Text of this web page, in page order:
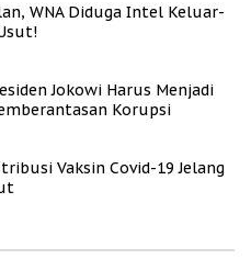
WNA Diduga Intel Keluar-
Jokowi Harus Menjadi
Korupsi
Vaksin Covid-19 Jelang